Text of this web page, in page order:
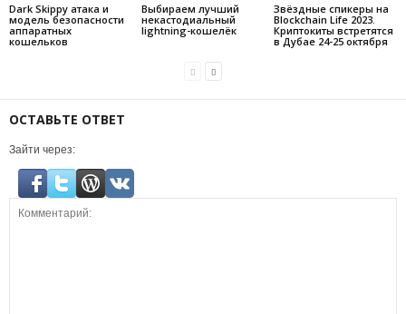
Dark Skippy атака и
модель безопасности
аппаратных
кошельков
Выбираем лучший
некастодиальный
lightning-кошелёк
Звёздные спикеры на
Blockchain Life 2023.
Криптокиты встретятся
в Дубае 24-25 октября
ОСТАВЬТЕ ОТВЕТ
Зайти через: